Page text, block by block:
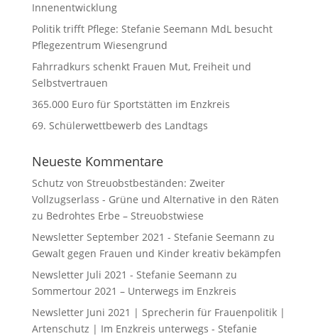
Innenentwicklung
Politik trifft Pflege: Stefanie Seemann MdL besucht
Pflegezentrum Wiesengrund
Fahrradkurs schenkt Frauen Mut, Freiheit und
Selbstvertrauen
365.000 Euro für Sportstätten im Enzkreis
69. Schülerwettbewerb des Landtags
Neueste Kommentare
Schutz von Streuobstbeständen: Zweiter
Vollzugserlass - Grüne und Alternative in den Räten
zu Bedrohtes Erbe – Streuobstwiese
Newsletter September 2021 - Stefanie Seemann zu
Gewalt gegen Frauen und Kinder kreativ bekämpfen
Newsletter Juli 2021 - Stefanie Seemann zu
Sommertour 2021 – Unterwegs im Enzkreis
Newsletter Juni 2021 | Sprecherin für Frauenpolitik |
Artenschutz | Im Enzkreis unterwegs - Stefanie